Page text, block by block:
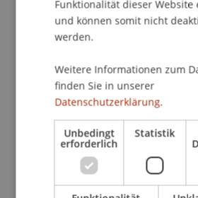
Mitarbeitende
Prof. Dr. Konstantina
Beteiligte Einrichtungen
Liechtenstein Business Law
Wirtschaftsstrafrecht,
Digitalisierung
Funktionalität dieser
und können somit nicht
werden.
Weitere Informationen zum
finden Sie in unserer
Datenschutzerklärung.
Unbedingt
erforderlich
Statistik